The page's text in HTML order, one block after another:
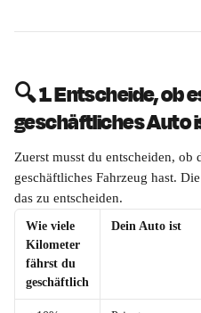
🔍 1. Entscheide, ob
geschäftliches Auto
Zuerst musst du entscheiden, ob
geschäftliches Fahrzeug hast.
das zu entscheiden.
Wie viele
Kilometer
fährst du
geschäftlich
Dein Auto ist